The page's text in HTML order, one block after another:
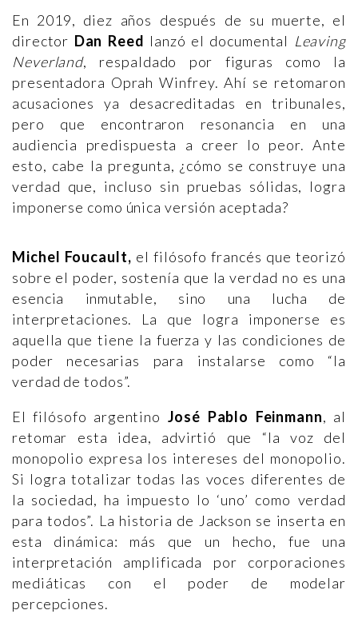
En 2019, diez años después de su muerte, el
director Dan Reed lanzó el documental Leaving
Neverland, respaldado por figuras como la
presentadora Oprah Winfrey. Ahí se retomaron
acusaciones ya desacreditadas en tribunales,
pero que encontraron resonancia en una
audiencia predispuesta a creer lo peor. Ante
esto, cabe la pregunta, ¿cómo se construye una
verdad que, incluso sin pruebas sólidas, logra
imponerse como única versión aceptada?
Michel Foucault, el filósofo francés que teorizó
sobre el poder, sostenía que la verdad no es una
esencia inmutable, sino una lucha de
interpretaciones. La que logra imponerse es
aquella que tiene la fuerza y las condiciones de
poder necesarias para instalarse como “la
verdad de todos”.
El filósofo argentino José Pablo Feinmann, al
retomar esta idea, advirtió que “la voz del
monopolio expresa los intereses del monopolio.
Si logra totalizar todas las voces diferentes de
la sociedad, ha impuesto lo ‘uno’ como verdad
para todos”. La historia de Jackson se inserta en
esta dinámica: más que un hecho, fue una
interpretación amplificada por corporaciones
mediáticas con el poder de modelar
percepciones.